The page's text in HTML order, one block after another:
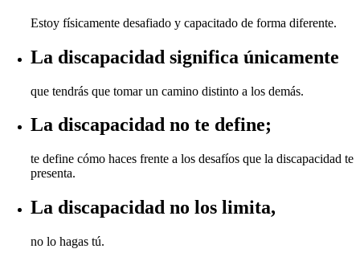
Estoy físicamente desafiado y capacitado de forma diferente.
La discapacidad significa únicamente
que tendrás que tomar un camino distinto a los demás.
La discapacidad no te define;
te define cómo haces frente a los desafíos que la discapacidad te
presenta.
La discapacidad no los limita,
no lo hagas tú.